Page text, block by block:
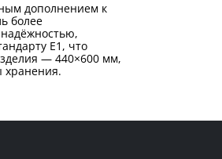
дополнением к
более
Е1, что
— 440×600 мм,
хранения.